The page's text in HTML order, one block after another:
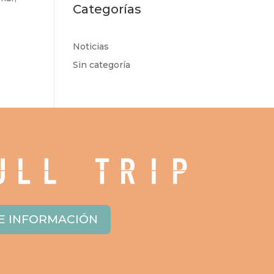
Categorías
Noticias
Sin categoría
INFORMACIÓN